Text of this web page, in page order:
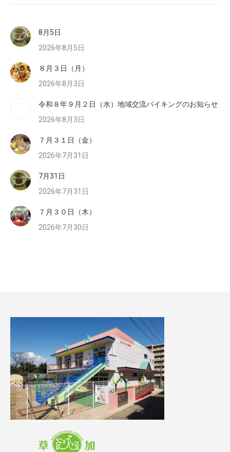
8月5日
2026年8月5日
８月３日（月）
2026年8月3日
令和８年９月２日（水）地域交流バイキングのお知らせ
2026年8月3日
７月３１日（金）
2026年7月31日
7月31日
2026年7月31日
７月３０日（木）
2026年7月30日